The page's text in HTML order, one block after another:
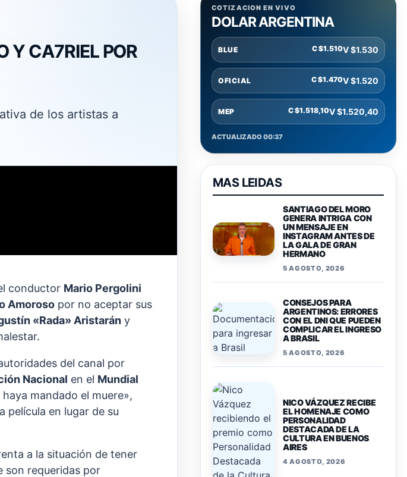
Y CA7RIEL POR
de los artistas a
conductor Mario Pergolini
Amoroso por no aceptar sus
«Rada» Aristarán y
del canal por
Nacional en el Mundial
mandado el muere»,
película en lugar de su
a la situación de tener
son requeridas por
COTIZACION EN VIVO
DOLAR ARGENTINA
BLUE C $1.510V $1.530
OFICIAL C $1.470V $1.520
MEP C $1.518,10V $1.520,40
ACTUALIZADO 00:37
MAS LEIDAS
SANTIAGO DEL MORO
GENERA INTRIGA CON
UN MENSAJE EN
INSTAGRAM ANTES DE
LA GALA DE GRAN
HERMANO
5 AGOSTO, 2026
CONSEJOS PARA
ARGENTINOS: ERRORES
CON EL DNI QUE PUEDEN
COMPLICAR EL INGRESO
A BRASIL
5 AGOSTO, 2026
NICO VÁZQUEZ RECIBE
EL HOMENAJE COMO
PERSONALIDAD
DESTACADA DE LA
CULTURA EN BUENOS
AIRES
4 AGOSTO, 2026